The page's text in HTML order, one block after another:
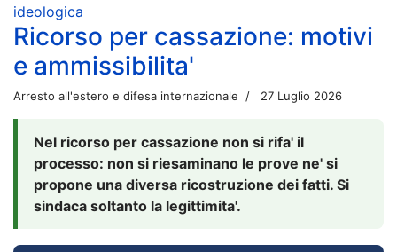
ideologica
Ricorso per cassazione: motivi
e ammissibilita'
Arresto all'estero e difesa internazionale 27 Luglio 2026
Nel ricorso per cassazione non si rifa' il
processo: non si riesaminano le prove ne' si
propone una diversa ricostruzione dei fatti. Si
sindaca soltanto la legittimita'.